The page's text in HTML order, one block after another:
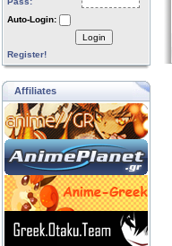
Auto-Login:
Login
Register!
Affiliates